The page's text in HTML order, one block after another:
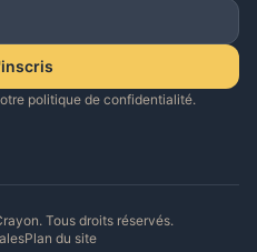
politique de confidentialité.
Tous droits réservés.
Plan du site